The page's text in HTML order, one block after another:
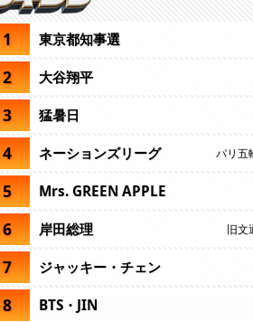
1 東京都知事選
2 大谷翔平
3 猛暑日
4 ネーションズリーグ パリ五
5 Mrs. GREEN APPLE
6 岸田総理 旧文
7 ジャッキー・チェン
8 BTS・JIN